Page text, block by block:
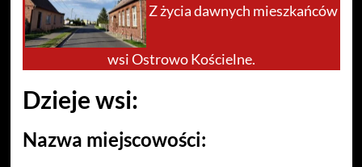
Z życia dawnych mieszkańców
wsi Ostrowo Kościelne.
Dzieje wsi:
Nazwa miejscowości: